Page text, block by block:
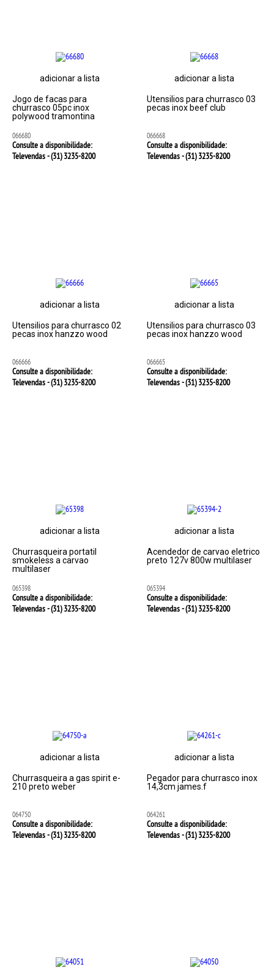
adicionar a lista
Jogo de facas para
churrasco 05pc inox
polywood tramontina
066680
Consulte a disponibilidade:
Televendas - (31)3235-8200
adicionar a lista
Utensilios para churrasco 03
pecas inox beef club
066668
Consulte a disponibilidade:
Televendas - (31)3235-8200
adicionar a lista
Utensilios para churrasco 02
pecas inox hanzzo wood
066666
Consulte a disponibilidade:
Televendas - (31)3235-8200
adicionar a lista
Utensilios para churrasco 03
pecas inox hanzzo wood
066665
Consulte a disponibilidade:
Televendas - (31)3235-8200
adicionar a lista
Churrasqueira portatil
smokeless a carvao
multilaser
065398
Consulte a disponibilidade:
Televendas - (31)3235-8200
adicionar a lista
Acendedor de carvao eletrico
preto 127v 800w multilaser
065394
Consulte a disponibilidade:
Televendas - (31)3235-8200
adicionar a lista
Churrasqueira a gas spirit e-
210 preto weber
064750
Consulte a disponibilidade:
Televendas - (31)3235-8200
adicionar a lista
Pegador para churrasco inox
14,3cm james.f
064261
Consulte a disponibilidade:
Televendas - (31)3235-8200